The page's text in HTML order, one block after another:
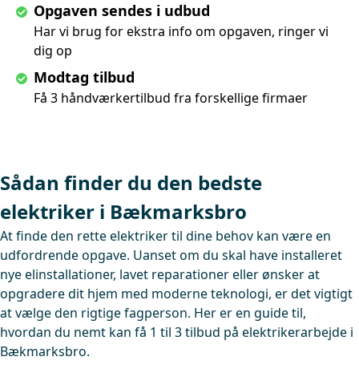
Opgaven sendes i udbud
Har vi brug for ekstra info om opgaven, ringer vi
dig op
Modtag tilbud
Få 3 håndværkertilbud fra forskellige firmaer
Sådan finder du den bedste
elektriker i Bækmarksbro
At finde den rette elektriker til dine behov kan være en
udfordrende opgave. Uanset om du skal have installeret
nye elinstallationer, lavet reparationer eller ønsker at
opgradere dit hjem med moderne teknologi, er det vigtigt
at vælge den rigtige fagperson. Her er en guide til,
hvordan du nemt kan få 1 til 3 tilbud på elektrikerarbejde i
Bækmarksbro.